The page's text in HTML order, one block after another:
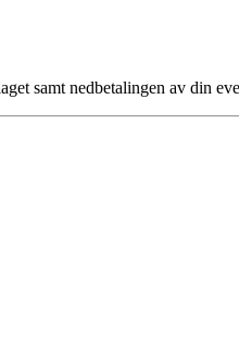
samt nedbetalingen av din